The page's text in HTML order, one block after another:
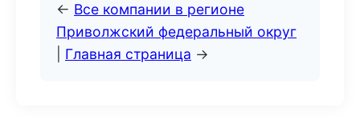
← Все компании в регионе
Приволжский федеральный округ
Главная страница →